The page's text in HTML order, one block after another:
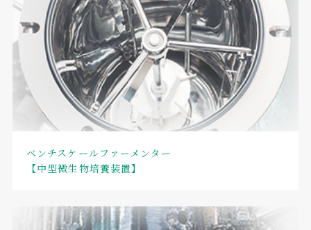
ベンチスケールファーメンター
【中型微生物培養装置】